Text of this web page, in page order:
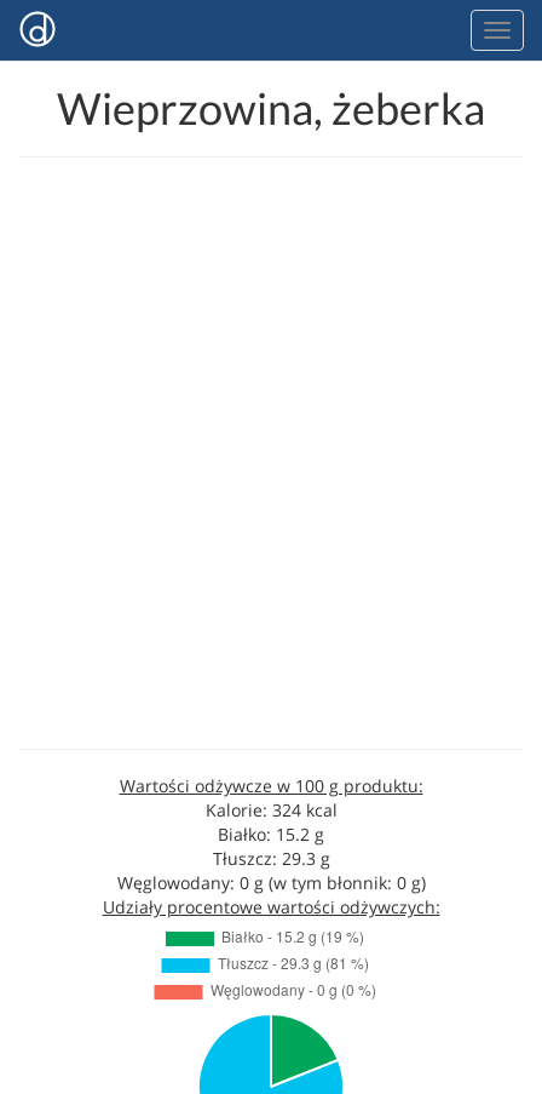
Wieprzowina, żeberka
Wartości odżywcze w 100 g produktu:
Kalorie: 324 kcal
Białko: 15.2 g
Tłuszcz: 29.3 g
Węglowodany: 0 g (w tym błonnik: 0 g)
Udziały procentowe wartości odżywczych: